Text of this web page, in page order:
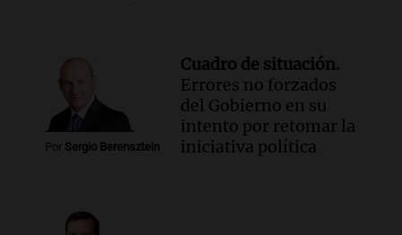
Por Sergio Berensztein
Cuadro de situación.
Errores no forzados
del Gobierno en su
intento por retomar la
iniciativa política